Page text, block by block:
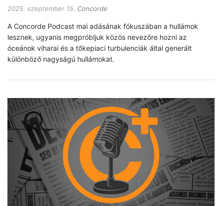
2025. szeptember 15. Concorde
A Concorde Podcast mai adásának fókuszában a hullámok
lesznek, ugyanis megpróbljuk közös nevezőre hozni az
óceánok viharai és a tőkepiaci turbulenciák által generált
különböző nagyságú hullámokat.